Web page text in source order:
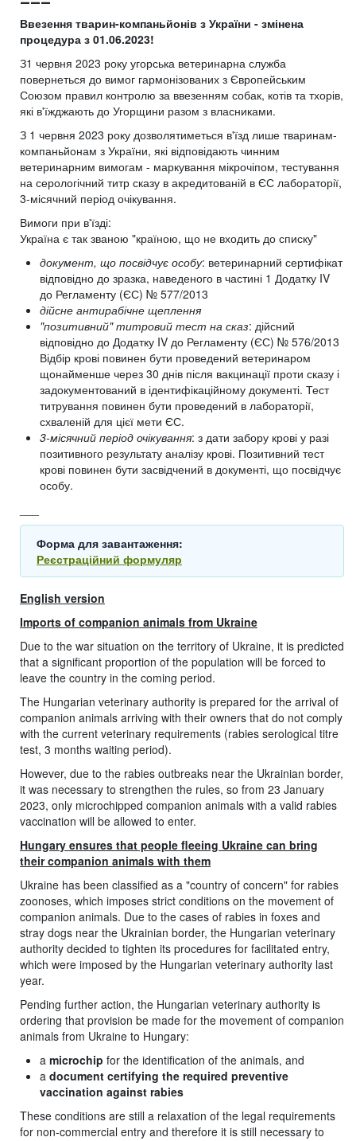
Ввезення тварин-компаньйонів з України - змінена
процедура з 01.06.2023!
З1 червня 2023 року угорська ветеринарна служба
повернеться до вимог гармонізованих з Європейським
Союзом правил контролю за ввезенням собак, котів та тхорів,
які в'їжджають до Угорщини разом з власниками.
З 1 червня 2023 року дозволятиметься в'їзд лише тваринам-
компаньйонам з України, які відповідають чинним
ветеринарним вимогам - маркування мікрочіпом, тестування
на серологічний титр сказу в акредитованій в ЄС лабораторії,
3-місячний період очікування.
Вимоги при в'їзді:
Україна є так званою "країною, що не входить до списку"
документ, що посвідчує особу: ветеринарний сертифікат
відповідно до зразка, наведеного в частині 1 Додатку IV
до Регламенту (ЄС) № 577/2013
дійсне антирабічне щеплення
"позитивний" титровий тест на сказ: дійсний
відповідно до Додатку IV до Регламенту (ЄС) № 576/2013
Відбір крові повинен бути проведений ветеринаром
щонайменше через 30 днів після вакцинації проти сказу і
задокументований в ідентифікаційному документі. Тест
титрування повинен бути проведений в лабораторії,
схваленій для цієї мети ЄС.
3-місячний період очікування: з дати забору крові у разі
позитивного результату аналізу крові. Позитивний тест
крові повинен бути засвідчений в документі, що посвідчує
особу.
Форма для завантаження:
Реєстраційний формуляр
English version
Imports of companion animals from Ukraine
Due to the war situation on the territory of Ukraine, it is predicted
that a significant proportion of the population will be forced to
leave the country in the coming period.
The Hungarian veterinary authority is prepared for the arrival of
companion animals arriving with their owners that do not comply
with the current veterinary requirements (rabies serological titre
test, 3 months waiting period).
However, due to the rabies outbreaks near the Ukrainian border,
it was necessary to strengthen the rules, so from 23 January
2023, only microchipped companion animals with a valid rabies
vaccination will be allowed to enter.
Hungary ensures that people fleeing Ukraine can bring
their companion animals with them
Ukraine has been classified as a "country of concern" for rabies
zoonoses, which imposes strict conditions on the movement of
companion animals. Due to the cases of rabies in foxes and
stray dogs near the Ukrainian border, the Hungarian veterinary
authority decided to tighten its procedures for facilitated entry,
which were imposed by the Hungarian veterinary authority last
year.
Pending further action, the Hungarian veterinary authority is
ordering that provision be made for the movement of companion
animals from Ukraine to Hungary:
a microchip for the identification of the animals, and
a document certifying the required preventive
vaccination against rabies
These conditions are still a relaxation of the legal requirements
for non-commercial entry and therefore it is still necessary to